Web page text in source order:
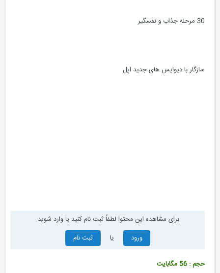
سازگار با دیوایس های جدید اپل
برای مشاهده این محتوا لطفاً ثبت نام کنید یا وارد شوید.
ورود
ثبت نام
حجم : 56 مگابایت